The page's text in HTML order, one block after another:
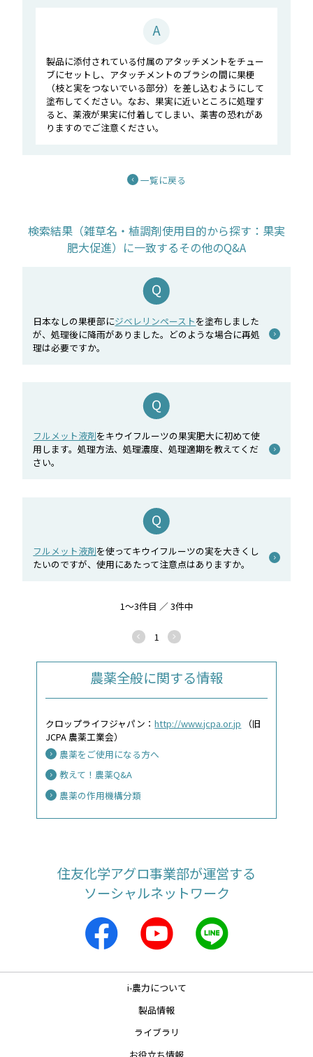
製品に添付されている付属のアタッチメントをチュー
ブにセットし、アタッチメントのブラシの間に果梗
（枝と実をつないでいる部分）を差し込むようにして
塗布してください。なお、果実に近いところに処理す
ると、薬液が果実に付着してしまい、薬害の恐れがあ
りますのでご注意ください。
一覧に戻る
検索結果（雑草名・植調剤使用目的から探す：果実
肥大促進）に一致するその他のQ&A
日本なしの果梗部にジベレリンペーストを塗布しました
が、処理後に降雨がありました。どのような場合に再処
理は必要ですか。
フルメット液剤をキウイフルーツの果実肥大に初めて使
用します。処理方法、処理濃度、処理適期を教えてくだ
さい。
フルメット液剤を使ってキウイフルーツの実を大きくし
たいのですが、使用にあたって注意点はありますか。
1～3件目 ／ 3件中
1
農薬全般に関する情報
クロップライフジャパン：http://www.jcpa.or.jp （旧
JCPA 農薬工業会）
農薬をご使用になる方へ
教えて！農薬Q&A
農薬の作用機構分類
住友化学アグロ事業部が運営する
ソーシャルネットワーク
i-農力について
製品情報
ライブラリ